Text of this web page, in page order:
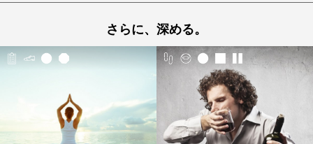
さらに、深める。